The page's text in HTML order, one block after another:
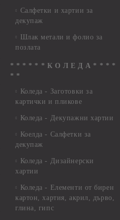
Салфетки и хартии за
декупаж
Шлак метали и фолио за
позлата
* * * * * * К О Л Е Д А * * * *
* *
Коледа - Заготовки за
картички и пликове
Коледа - Декупажни хартии
Коелда - Салфетки за
декупаж
Коледа - Дизайнерски
хартии
Коледа - Eлементи от бирен
картон, хартия, акрил, дърво,
глина, гипс